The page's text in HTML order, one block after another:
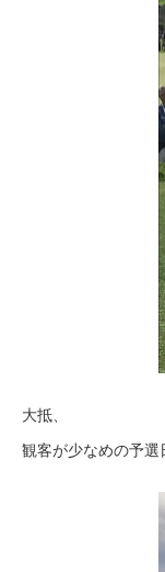
大抵、
観客が少なめの予選